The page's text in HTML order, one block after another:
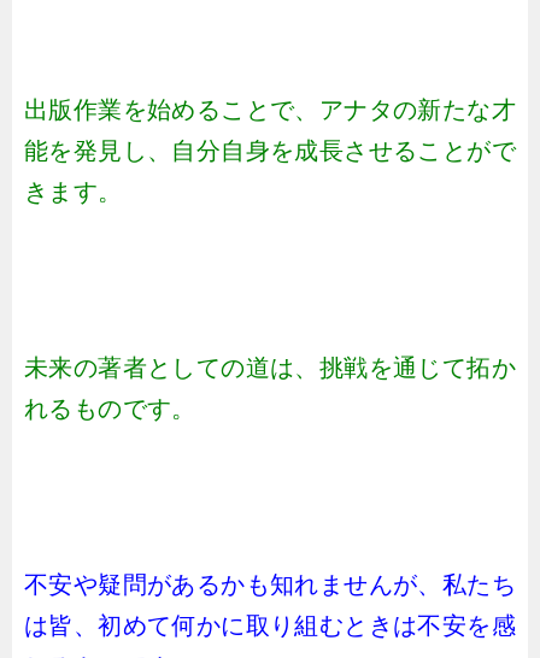
出版作業を始めることで、アナタの新たな才
能を発見し、自分自身を成長させることがで
きます。
未来の著者としての道は、挑戦を通じて拓か
れるものです。
不安や疑問があるかも知れませんが、私たち
は皆、初めて何かに取り組むときは不安を感